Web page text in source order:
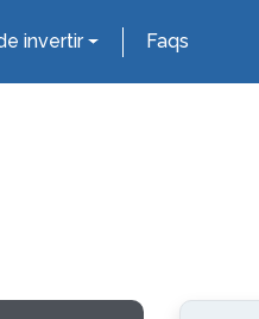
invertir Faqs